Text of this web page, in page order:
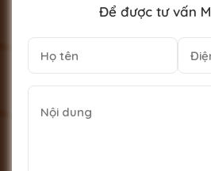
Để được tư vấn